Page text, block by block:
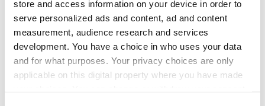
store and access information on your device in order to
serve personalized ads and content, ad and content
measurement, audience research and services
development. You have a choice in who uses your data
and for what purposes. Your privacy choices are only
applicable on this digital property where you have made
Le saviez-vous ?
Les organisations qui n'utilisent pas de technologie
de gestion de projet ou qui disposent d'une
technologie obsolète ont un taux d'échec de 18 %
(Project Management Institute).